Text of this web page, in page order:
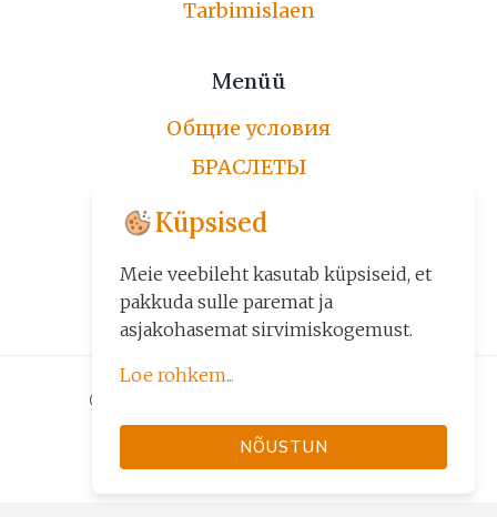
Tarbimislaen
Menüü
Общие условия
БРАСЛЕТЫ
ЦЕПОЧКИ
ПО ЗАКАЗУ
ДРУГИЕ ИЗДЕЛИЯ
© 2026 Kuld24 - Kuld, Kuldehted
järelmaksuga
Küpsised
Meie veebileht kasutab küpsiseid, et
pakkuda sulle paremat ja
asjakohasemat sirvimiskogemust.
Loe rohkem...
Küpsiseid kasutame kolmel
NÕUSTUN